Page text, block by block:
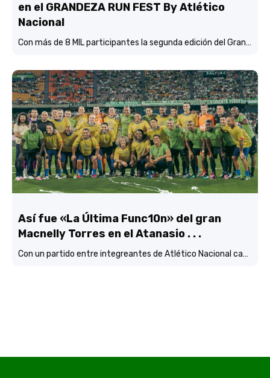
en el GRANDEZA RUN FEST By Atlético
Nacional
Con más de 8 MIL participantes la segunda edición del Grandeza Run Fest fue más que un éxito total.
Así fue «La Última Func10n» del gran
Macnelly Torres en el Atanasio . . .
Con un partido entre integreantes de Atlético Nacional campéon continental